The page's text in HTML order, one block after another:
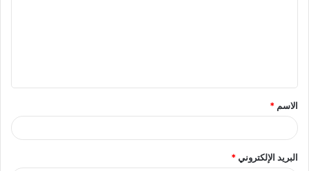
الاسم *
البريد الإلكتروني*